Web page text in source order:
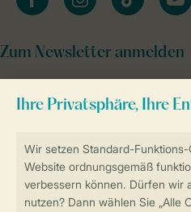
Sicher und schnell zur
Zum Newsletter anmelden